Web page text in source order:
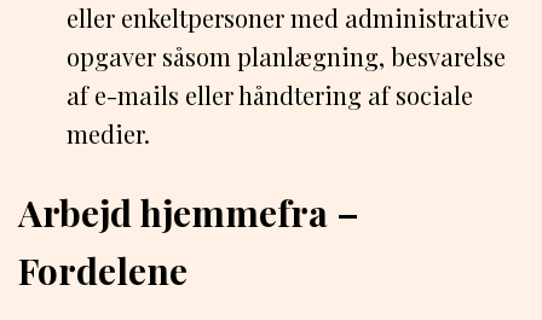
eller enkeltpersoner med administrative
opgaver såsom planlægning, besvarelse
af e-mails eller håndtering af sociale
medier.
Arbejd hjemmefra –
Fordelene